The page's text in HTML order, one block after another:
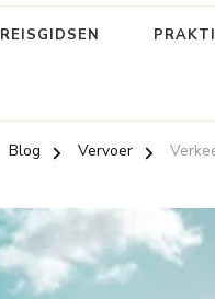
REISGIDSEN
Blog Vervoer